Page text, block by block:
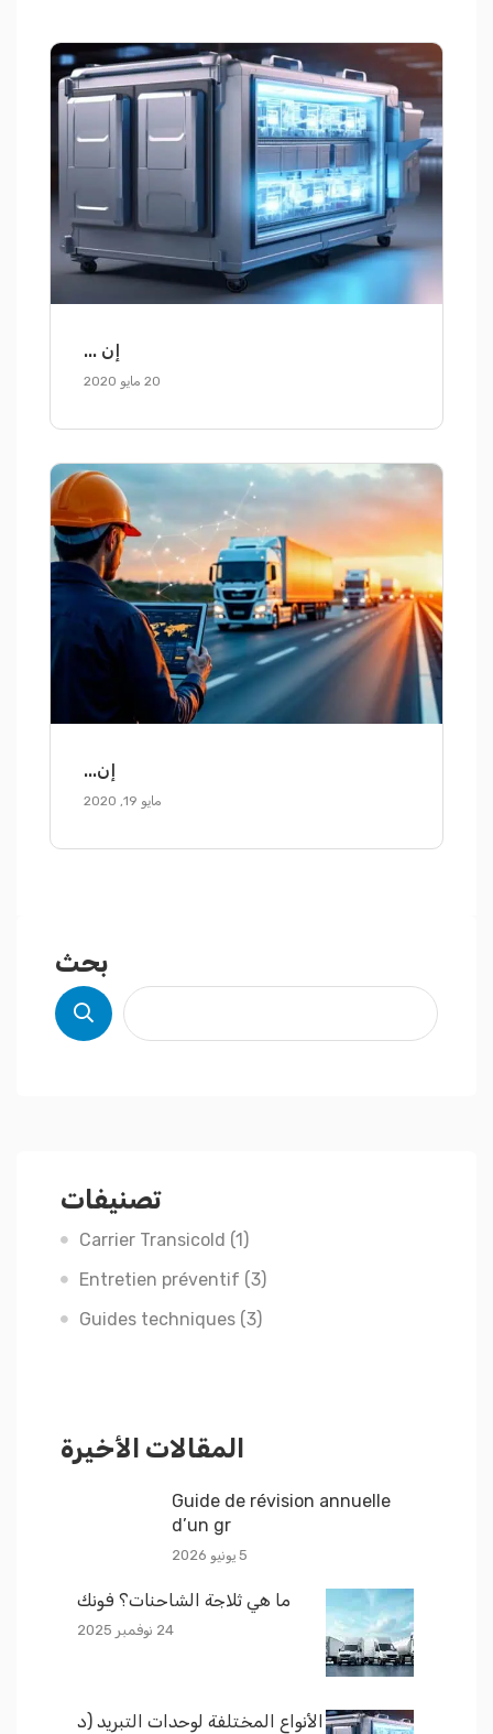
إن ...
20 مايو 2020
إن...
مايو 19, 2020
بحث
تصنيفات
Carrier Transicold (1)
Entretien préventif (3)
Guides techniques (3)
المقالات الأخيرة
Guide de révision annuelle
d’un gr
5 يونيو 2026
ما هي ثلاجة الشاحنات؟ فونك
24 نوفمبر 2025
الأنواع المختلفة لوحدات التبريد (د